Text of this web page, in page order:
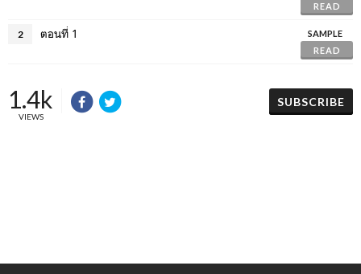
READ
2 ตอนที่ 1
SAMPLE
READ
1.4k
VIEWS
SUBSCRIBE